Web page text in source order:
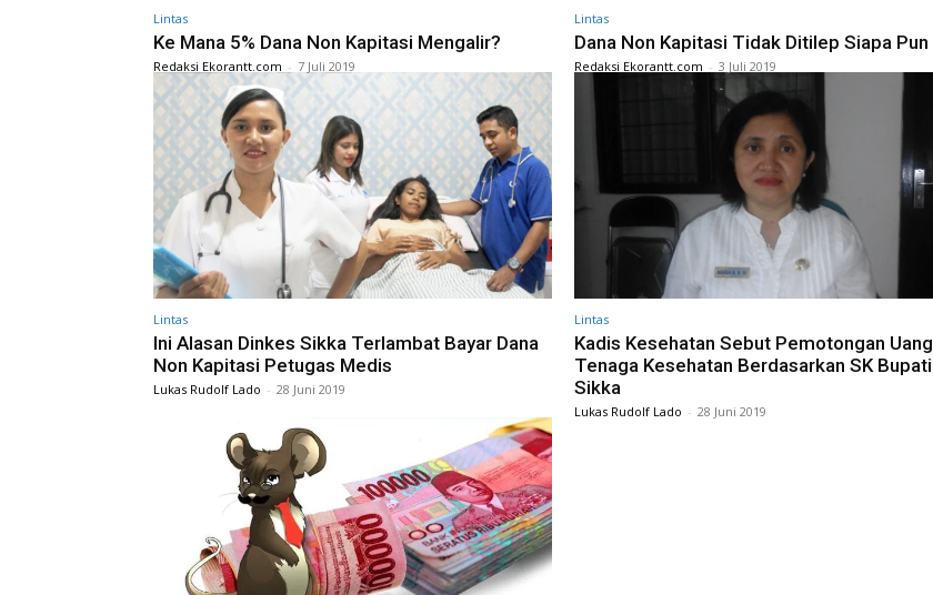
Lintas
Ke Mana 5% Dana Non Kapitasi Mengalir?
Redaksi Ekorantt.com - 7 Juli 2019
Lintas
Dana Non Kapitasi Tidak Ditilep Siapa Pun
Redaksi Ekorantt.com - 3 Juli 2019
Lintas
Ini Alasan Dinkes Sikka Terlambat Bayar Dana
Non Kapitasi Petugas Medis
Lukas Rudolf Lado - 28 Juni 2019
Lintas
Kadis Kesehatan Sebut Pemotongan Uang
Tenaga Kesehatan Berdasarkan SK Bupati
Sikka
Lukas Rudolf Lado - 28 Juni 2019